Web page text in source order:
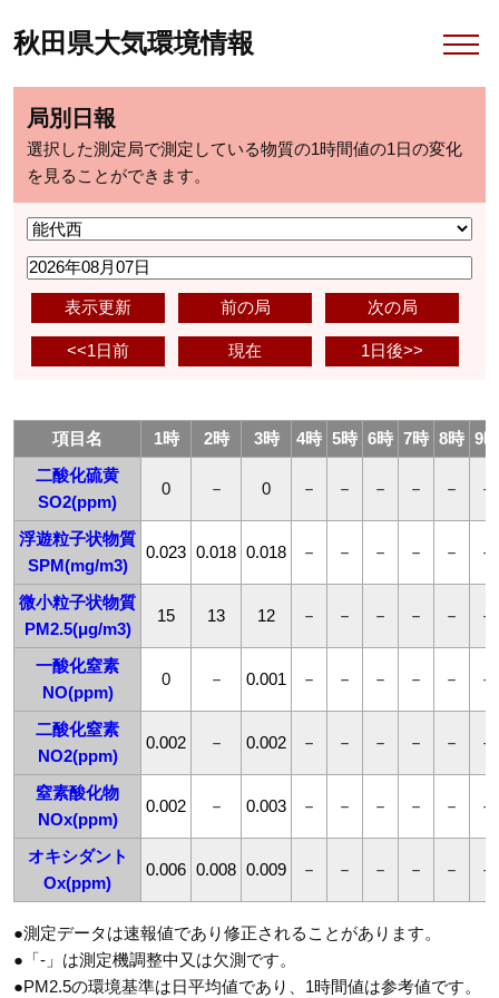
秋田県大気環境情報
局別日報
選択した測定局で測定している物質の1時間値の1日の変化
を見ることができます。
表示更新 前の局 次の局
<<1日前 現在 1日後>>
項目名 1時 2時 3時 4時 5時 6時 7時 8時 9時
二酸化硫黄
SO2(ppm)
0 － 0 － － － － － －
浮遊粒子状物質
SPM(mg/m3)
0.023 0.018 0.018 － － － － － －
微小粒子状物質
PM2.5(μg/m3)
15 13 12 － － － － － －
一酸化窒素
NO(ppm)
0 － 0.001 － － － － － －
二酸化窒素
NO2(ppm)
0.002 － 0.002 － － － － － －
窒素酸化物
NOx(ppm)
0.002 － 0.003 － － － － － －
オキシダント
Ox(ppm)
0.006 0.008 0.009 － － － － － －
●測定データは速報値であり修正されることがあります。
●「-」は測定機調整中又は欠測です。
●PM2.5の環境基準は日平均値であり、1時間値は参考値です。